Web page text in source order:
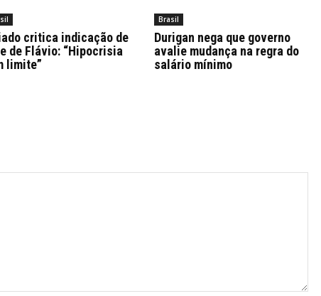
critica indicação de
de Flávio: “Hipocrisia
limite”
Brasil
Durigan nega que governo
avalie mudança na regra do
salário mínimo